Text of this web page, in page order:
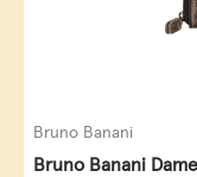
Bruno Banani
Bruno Banani